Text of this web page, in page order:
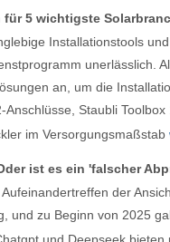
5 wichtigste
Installationstools
unerlässlich.
an, um die
Staubli
im Versorgungsmaßstab
ist es ein 'falscher
der
und zu Beginn von 2025